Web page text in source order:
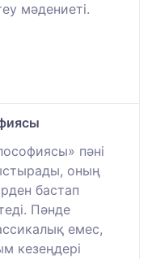
мәдениеті.
пәні
оның
бастап
Пәнде
емес,
кезеңдері